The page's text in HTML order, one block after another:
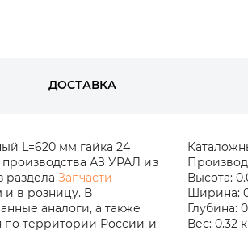
ДОСТАВКА
L=620 мм гайка 24
АЗ УРАЛ из
разделаЗапчасти
и в розницу. В
аналоги, а также
по территории России и
Высота:
Ширина:
Глубина:
Вес: 0.32